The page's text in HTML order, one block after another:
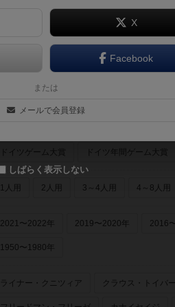
最近登録された順
ドイツゲーム大賞 ドイツ年間ゲーム大賞
1人用 2人用 3～4人用 4～8人用
2021〜2022年 2019〜2020年 2016
1950〜1980年
ライナー・クニツィア クラウス・トイバ
X
Facebook
または
メールで会員登録
しばらく表示しない